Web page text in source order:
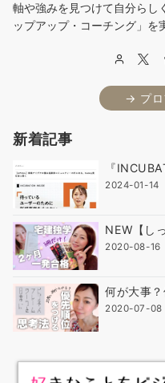
軸や強みを見つけて自分らし
ップアップ・コーチング」を
→ プロ
新着記事
『
2024-01-14
NEW【し
2020-08-16
何が大事
2020-07-08